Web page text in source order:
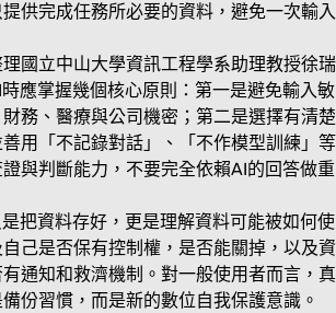
供完成任務所必要的資料，避免一次輸入
國立中山大學資訊工程學系助理教授徐瑞
應掌握幾個核心原則：第一是避免輸入敏
務、醫療與公司機密；第二是選擇有清楚
用「不記錄對話」、「不作模型訓練」等
與判斷能力，不要完全依賴AI的回答做重
把資料存好，更是理解資料可能被如何使
己是否保有控制權，是否能關掉，以及資
通知和救濟機制。對一般使用者而言，真
份習慣，而是新的數位自我保護意識。